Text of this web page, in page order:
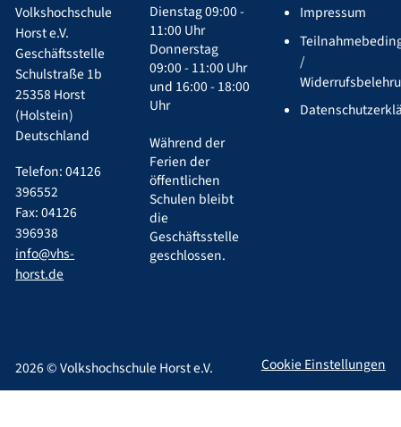
Volkshochschule
Horst e.V.
Geschäftsstelle
Schulstraße 1b
25358 Horst
(Holstein)
Deutschland
Telefon: 04126
396552
Fax: 04126
396938
info@vhs-
horst.de
Dienstag 09:00 -
11:00 Uhr
Donnerstag
09:00 - 11:00 Uhr
und 16:00 - 18:00
Uhr
Während der
Ferien der
öffentlichen
Schulen bleibt
die
Geschäftsstelle
geschlossen.
Impressum
/
2026©Volkshochschule Horst e.V. Cookie Einstellungen